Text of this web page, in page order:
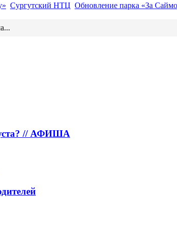
Сургутский НТЦ Обновление парка «За
// АФИША